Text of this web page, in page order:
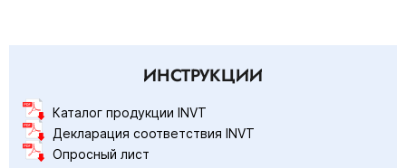
ИНСТРУКЦИИ
Каталог продукции INVT
Декларация соответствия INVT
Опросный лист